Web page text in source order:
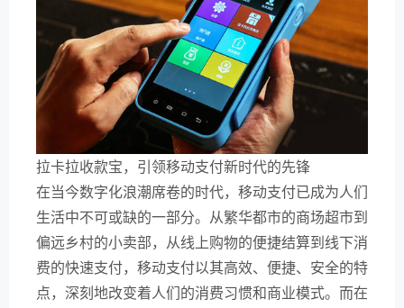
拉卡拉收款宝，引领移动支付新时代的先锋
在当今数字化浪潮席卷的时代，移动支付已成为人们
生活中不可或缺的一部分。从繁华都市的商场超市到
偏远乡村的小卖部，从线上购物的便捷结算到线下消
费的快速支付，移动支付以其高效、便捷、安全的特
点，深刻地改变着人们的消费习惯和商业模式。而在